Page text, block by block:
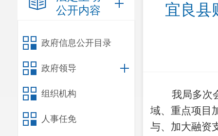
公开内容
政府信息公开目录
政府领导
组织机构
人事任免
宜良县
我局多次
域、重点项目
与、加大融资